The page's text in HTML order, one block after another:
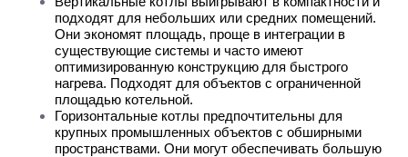
подходят для небольших или средних помещений.
Они экономят площадь, проще в интеграции в
существующие системы и часто имеют
оптимизированную конструкцию для быстрого
нагрева. Подходят для объектов с ограниченной
площадью котельной.
Горизонтальные котлы предпочтительны для
крупных промышленных объектов с обширными
пространствами. Они могут обеспечивать большую